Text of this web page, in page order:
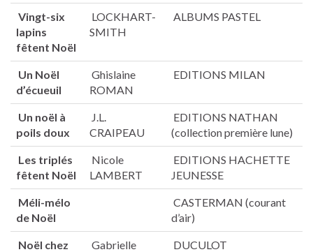
Vingt-six
lapins
fêtent Noël
LOCKHART-
SMITH
ALBUMS PASTEL
Un Noël
d’écueuil
Ghislaine
ROMAN
EDITIONS MILAN
Un noël à
poils doux
J.L.
CRAIPEAU
EDITIONS NATHAN
(collection première lune)
Les triplés
fêtent Noël
Nicole
LAMBERT
EDITIONS HACHETTE
JEUNESSE
Méli-mélo
de Noël
CASTERMAN (courant
d’air)
Noël chez
Gabrielle
DUCULOT